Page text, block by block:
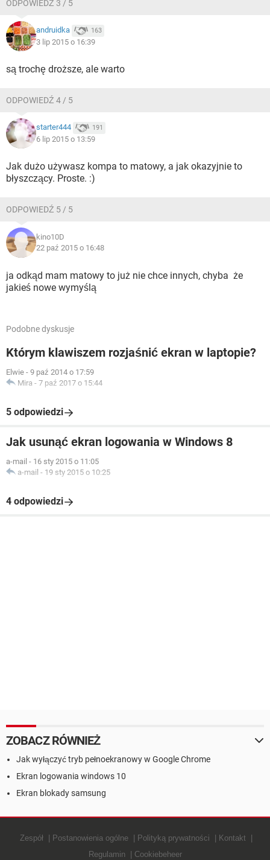
ODPOWIEDŹ 3 / 5
andruidka 163
3 lip 2015 o 16:39
są trochę droższe, ale warto
ODPOWIEDŹ 4 / 5
starter444 191
6 lip 2015 o 13:59
Jak dużo używasz kompa to matowy, a jak okazyjnie to
błyszczący. Proste. :)
ODPOWIEDŹ 5 / 5
kino10D
22 paź 2015 o 16:48
ja odkąd mam matowy to już nie chce innych, chyba że
jakieś nowe wymyślą
Podobne dyskusje
Którym klawiszem rozjaśnić ekran w laptopie?
Elwie - 9 paź 2014 o 17:59
Mira - 7 paź 2017 o 15:44
5 odpowiedzi
Jak usunąć ekran logowania w Windows 8
a-mail - 16 sty 2015 o 11:05
a-mail - 19 sty 2015 o 10:25
4 odpowiedzi
ZOBACZ RÓWNIEŻ
Jak wyłączyć tryb pełnoekranowy w Google Chrome
Ekran logowania windows 10
Ekran blokady samsung
Zespół Postanowienia ogólne Polityką prywatności
Kontakt
Regulamin
Cookiebeheer